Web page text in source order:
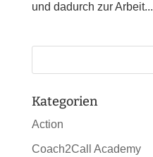
und dadurch zur Arbeit...
Kategorien
Action
Coach2Call Academy